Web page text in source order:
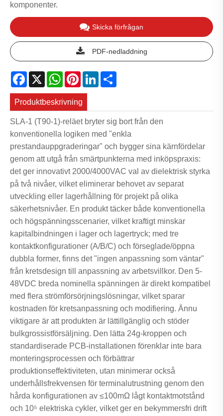
komponenter.
Skicka förfrågan
PDF-nedladdning
Facebook
X WhatsApp
PinterestLinkedIn
Produktbeskrivning
SLA-1 (T90-1)-reläet bryter sig bort från den
konventionella logiken med "enkla
prestandauppgraderingar" och bygger sina kärnfördelar
genom att utgå från smärtpunkterna med inköpspraxis:
det ger innovativt 2000/4000VAC val av dielektrisk styrka
på två nivåer, vilket eliminerar behovet av separat
utveckling eller lagerhållning för projekt på olika
säkerhetsnivåer. En produkt täcker både konventionella
och högspänningsscenarier, vilket kraftigt minskar
kapitalbindningen i lager och lagertryck; med tre
kontaktkonfigurationer (A/B/C) och förseglade/öppna
dubbla former, finns det "ingen anpassning som väntar"
från kretsdesign till anpassning av arbetsvillkor. Den 5-
48VDC breda nominella spänningen är direkt kompatibel
med flera strömförsörjningslösningar, vilket sparar
kostnaden för kretsanpassning och modifiering. Ännu
viktigare är att produkten är lättillgänglig och stöder
bulkgrossistförsäljning. Den lätta 24g-kroppen och
standardiserade PCB-installationen förenklar inte bara
monteringsprocessen och förbättrar
produktionseffektiviteten, utan minimerar också
underhållsfrekvensen för terminalutrustning genom den
hårda konfigurationen av ≤100mΩ lågt kontaktmotstånd
och 10⁵ elektriska cykler, vilket ger en bekymmersfri drift